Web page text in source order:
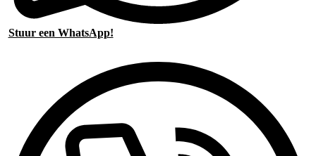
Stuur een WhatsApp!